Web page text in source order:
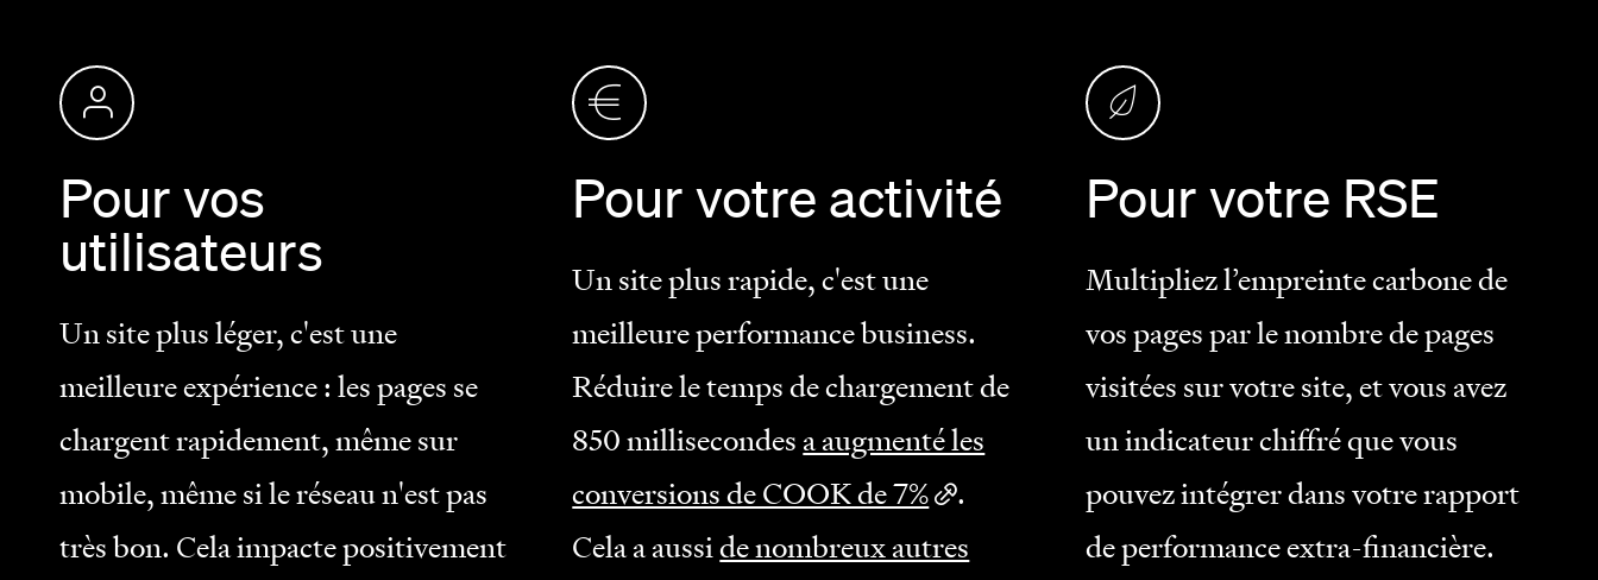
Pour vos
utilisateurs
Un site plus léger, c'est une
meilleure expérience : les pages se
chargent rapidement, même sur
mobile, même si le réseau n'est pas
très bon. Cela impacte positivement
Pour votre activité
Un site plus rapide, c'est une
meilleure performance business.
Réduire le temps de chargement de
850 millisecondes a augmenté les
conversions de COOK de 7%
.
Cela a ausside nombreux autres
Pour votre RSE
Multipliez l’empreinte carbone de
vos pages par le nombre de pages
visitées sur votre site, et vous avez
un indicateur chiffré que vous
pouvez intégrer dans votre rapport
de performance extra-financière.